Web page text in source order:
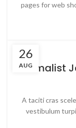
pages for web
26
AUG
Minimalist
A taciti cras
vestibulum